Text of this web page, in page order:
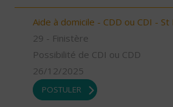
Aide à domicile - CDD ou CDI - St
29 - Finistère
Possibilité de CDI ou CDD
26/12/2025
POSTULER